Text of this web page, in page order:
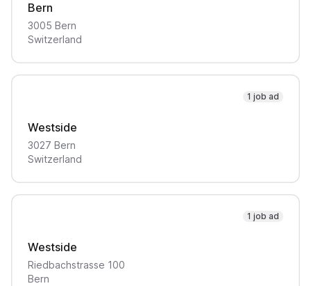
Bern
3005 Bern
Switzerland
1 job ad
Westside
3027 Bern
Switzerland
1 job ad
Westside
Riedbachstrasse 100
Bern